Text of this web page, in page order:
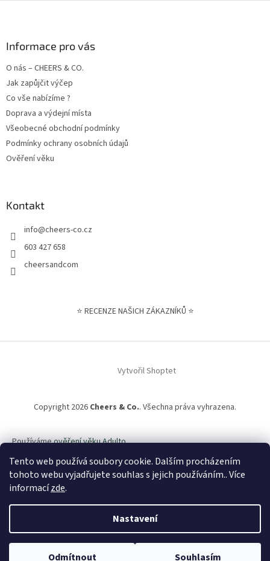
Tento web používá soubory cookie. Dalším procházením
tohoto webu vyjadřujete souhlas s jejich používáním.. Více
informacízde.
Nastavení
Odmítnout Souhlasím
Informace pro vás
O nás – CHEERS & CO.
Jak zapůjčit výčep
Co vše nabízíme ?
Doprava a výdejní místa
Všeobecné obchodní podmínky
Podmínky ochrany osobních údajů
Ověření věku
Kontakt
info@cheers-co.cz
603 427 658
cheersandcom
⭐ RECENZE NAŠICH ZÁKAZNÍKŮ ⭐
Vytvořil Shoptet
Copyright 2026 Cheers & Co.. Všechna práva vyhrazena.
Používámeověření věku Adulto
Sledujte nás naInstagramu!
Navštívit Instagram